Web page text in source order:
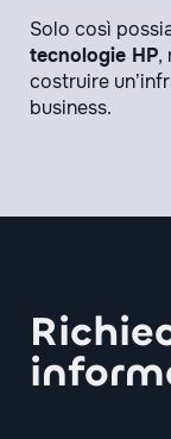
Solo così
tecnologie HP,
costruire
business.